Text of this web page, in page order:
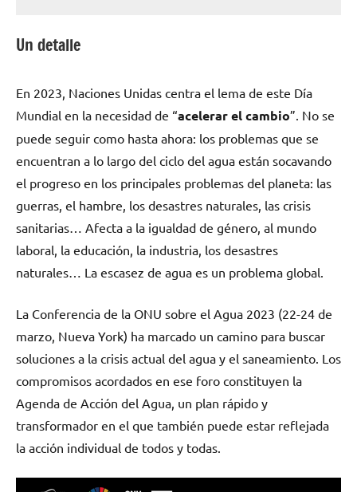
Un detalle
En 2023, Naciones Unidas centra el lema de este Día
Mundial en la necesidad de “acelerar el cambio”. No se
puede seguir como hasta ahora: los problemas que se
encuentran a lo largo del ciclo del agua están socavando
el progreso en los principales problemas del planeta: las
guerras, el hambre, los desastres naturales, las crisis
sanitarias… Afecta a la igualdad de género, al mundo
laboral, la educación, la industria, los desastres
naturales… La escasez de agua es un problema global.
La Conferencia de la ONU sobre el Agua 2023 (22-24 de
marzo, Nueva York) ha marcado un camino para buscar
soluciones a la crisis actual del agua y el saneamiento. Los
compromisos acordados en ese foro constituyen la
Agenda de Acción del Agua, un plan rápido y
transformador en el que también puede estar reflejada
la acción individual de todos y todas.